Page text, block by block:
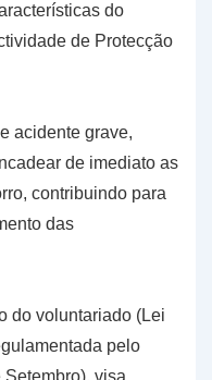
do
de Protecção
acidente grave,
de imediato as
contribuindo para
das
do voluntariado (Lei
pelo
Setembro), visa